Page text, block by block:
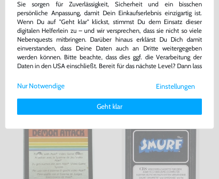
Modul, gebraucht
-57% bisher 53,99 €
jetzt nur22,99 €
Warenkorb
Modul, gebraucht
nur16,99 €
Warenkorb
DAS HABEN ANDERE DAZU
-33%
Sie sorgen für Zuverlässigkeit, Sicherheit und ein bisschen
persönliche Anpassung, damit Dein Einkaufserlebnis einzigartig ist.
Wenn Du auf "Geht klar" klickst, stimmst Du dem Einsatz dieser
digitalen Helferlein zu – und wir versprechen, dass sie nicht so viele
Nebenquests mitbringen. Darüber hinaus erklärst Du Dich damit
einverstanden, dass Deine Daten auch an Dritte weitergegeben
werden können. Bitte beachte, dass dies ggf. die Verarbeitung der
Daten in den USA einschließt. Bereit für das nächste Level? Dann lass
Weitere Informationen zu den von uns verwendeten Cookies und
Deinen Rechten als Nutzer findest Du in unsererDaten­schutz­
Impressum.
Einstellungen
Geht klar
Nur Notwendige